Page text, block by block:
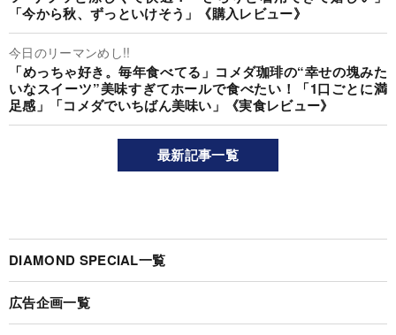
「今から秋、ずっといけそう」《購入レビュー》
今日のリーマンめし!!
「めっちゃ好き。毎年食べてる」コメダ珈琲の“幸せの塊みた
いなスイーツ”美味すぎてホールで食べたい！「1口ごとに満
足感」「コメダでいちばん美味い」《実食レビュー》
最新記事一覧
DIAMOND SPECIAL一覧
広告企画一覧